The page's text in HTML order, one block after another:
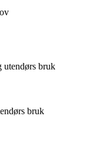
utendørs bruk
bruk